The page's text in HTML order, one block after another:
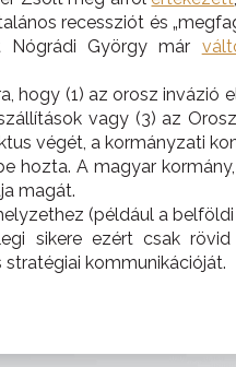
recessziót és
Nógrádi György már
hogy (1) az orosz invázió
vagy (3) az
végét, a kormányzati
hozta. A magyar
magát.
(például a belföldi
sikere ezért csak
kommunikációját.